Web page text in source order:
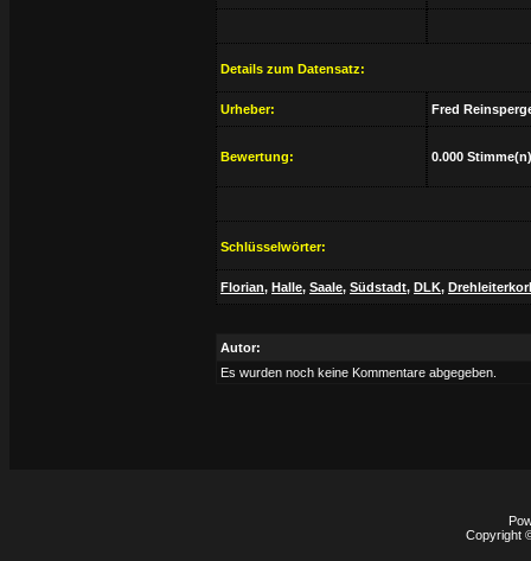
Details zum Datensatz:
Urheber: Fred
Bewertung: 0.000
Schlüsselwörter:
Florian, Halle, Saale, Südstadt, DLK,
Autor:
Es wurden noch keine Kommentare abgegeben.
Copyright